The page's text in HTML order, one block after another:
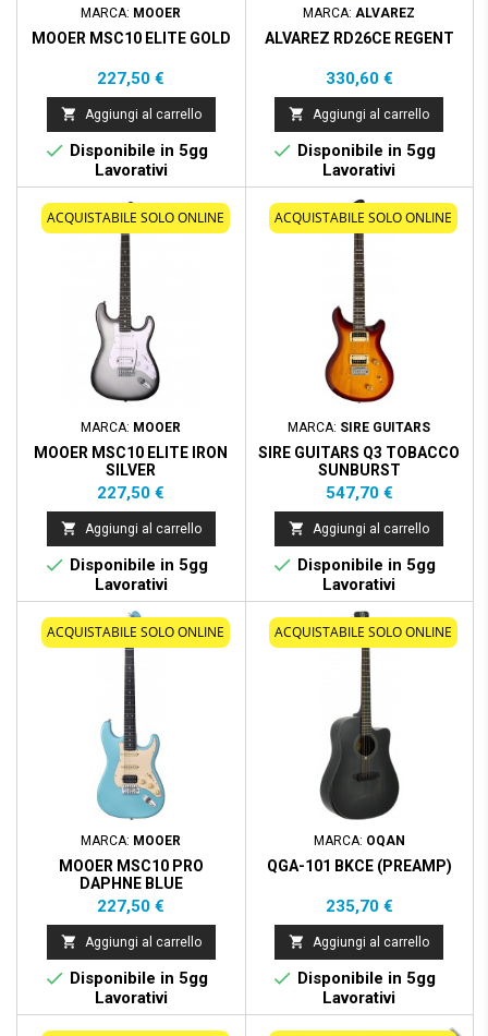
MARCA: MOOER
MOOER MSC10 ELITE GOLD
Prezzo
227,50 €
 Aggiungi al carrello
 Disponibile in 5gg
Lavorativi
MARCA:ALVAREZ
ALVAREZ RD26CE REGENT
Prezzo
330,60 €
 Aggiungi al carrello
 Disponibile in 5gg
Lavorativi
ACQUISTABILE SOLO ONLINE
MARCA: MOOER
MOOER MSC10 ELITE IRON
SILVER
Prezzo
227,50 €
 Aggiungi al carrello
 Disponibile in 5gg
Lavorativi
ACQUISTABILE SOLO ONLINE
MARCA: SIRE GUITARS
SIRE GUITARS Q3 TOBACCO
SUNBURST
Prezzo
547,70 €
 Aggiungi al carrello
 Disponibile in 5gg
Lavorativi
ACQUISTABILE SOLO ONLINE
MARCA: MOOER
MOOER MSC10 PRO
DAPHNE BLUE
Prezzo
227,50 €
 Aggiungi al carrello
 Disponibile in 5gg
Lavorativi
ACQUISTABILE SOLO ONLINE
MARCA: OQAN
QGA-101 BKCE (PREAMP)
Prezzo
235,70 €
 Aggiungi al carrello
 Disponibile in 5gg
Lavorativi